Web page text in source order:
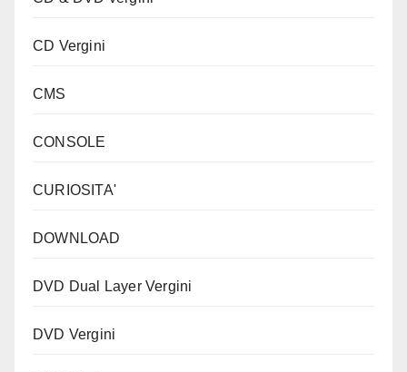
CD Vergini
CMS
CONSOLE
CURIOSITA'
DOWNLOAD
DVD Dual Layer Vergini
DVD Vergini